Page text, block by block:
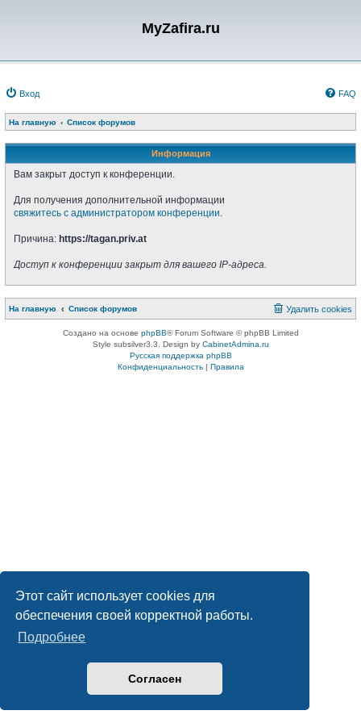
Этот сайт использует cookies для
обеспечения своей корректной работы.
Подробнее
Согласен
MyZafira.ru
Вход FAQ
На главную Список форумов
Информация
Вам закрыт доступ к конференции.
Для получения дополнительной информации
свяжитесь с администратором конференции.
Причина: https://tagan.priv.at
Доступ к конференции закрыт для вашего IP-адреса.
На главную Список форумов Удалить cookies
Создано на основе phpBB® Forum Software © phpBB Limited
Style subsilver3.3. Design by CabinetAdmina.ru
Русская поддержка phpBB
Конфиденциальность| Правила